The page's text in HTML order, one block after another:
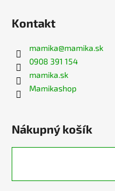
Kontakt
mamika@mamika.sk
0908 391 154
mamika.sk
Mamikashop
Nákupný košík